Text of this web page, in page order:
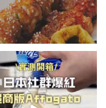
爆紅!超商版Affogato
🍨☕️/
吉推日本🇯🇵...
118 26